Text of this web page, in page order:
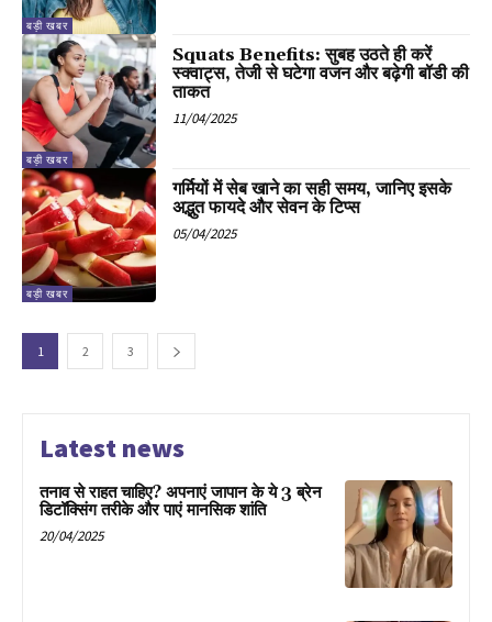
बड़ी खबर
बड़ी खबर
Squats Benefits: सुबह उठते ही करें
स्क्वाट्स, तेजी से घटेगा वजन और बढ़ेगी बॉडी की
ताकत
11/04/2025
बड़ी खबर
गर्मियों में सेब खाने का सही समय, जानिए इसके
अद्भुत फायदे और सेवन के टिप्स
05/04/2025
1 2 3
Latest news
तनाव से राहत चाहिए? अपनाएं जापान के ये 3 ब्रेन
डिटॉक्सिंग तरीके और पाएं मानसिक शांति
20/04/2025